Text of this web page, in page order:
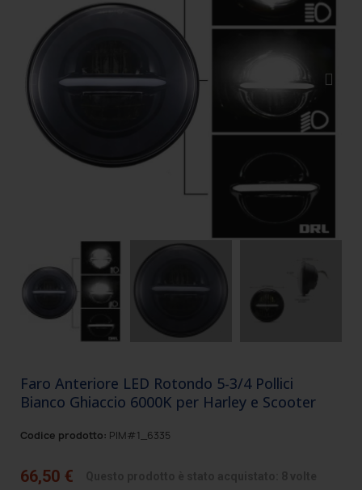
Faro Anteriore LED Rotondo 5-3/4 Pollici
Bianco Ghiaccio 6000K per Harley e Scooter
Codice prodotto: PIM#1_6335
66,50 €